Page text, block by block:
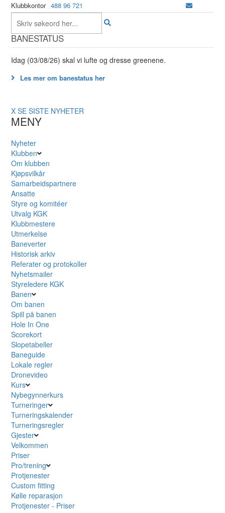
Klubbkontor 488 96 721
BANESTATUS
Idag (03/08/26) skal vi lufte og dresse greenene.
Les mer om banestatus her
X SE SISTE NYHETER
MENY
Nyheter
Klubben
Om klubben
Kjøpsvilkår
Samarbeidspartnere
Ansatte
Styre og komitéer
Utvalg KGK
Klubbmestere
Utmerkelse
Baneverter
Historisk arkiv
Referater og protokoller
Nyhetsmailer
Styreledere KGK
Banen
Om banen
Spill på banen
Hole In One
Scorekort
Slopetabeller
Baneguide
Lokale regler
Dronevideo
Kurs
Nybegynnerkurs
Turneringer
Turneringskalender
Turneringsregler
Gjester
Velkommen
Priser
Pro/trening
Protjenester
Custom fitting
Kølle reparasjon
Protjenester - Priser